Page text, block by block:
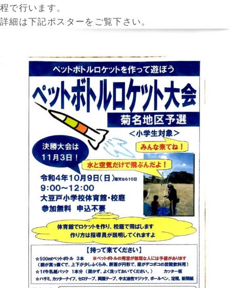
程で行います。
詳細は下記ポスターをご覧下さい。